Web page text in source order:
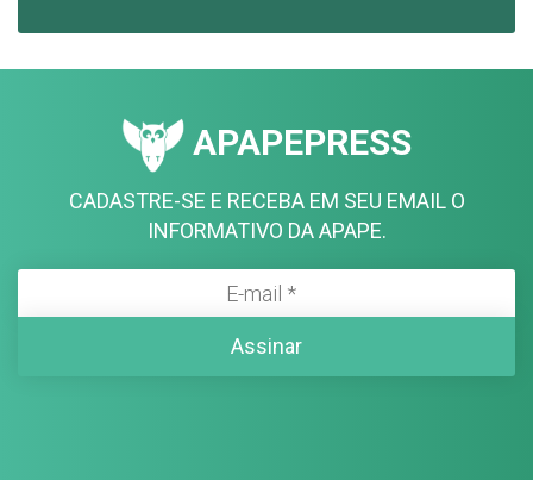
APAPEPRESS
CADASTRE-SE E RECEBA EM SEU EMAIL O
INFORMATIVO DA APAPE.